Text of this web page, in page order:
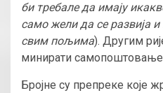
би требале да имају
само жели да се развија
свим пољима). Другим
минирати
Бројне су препреке које